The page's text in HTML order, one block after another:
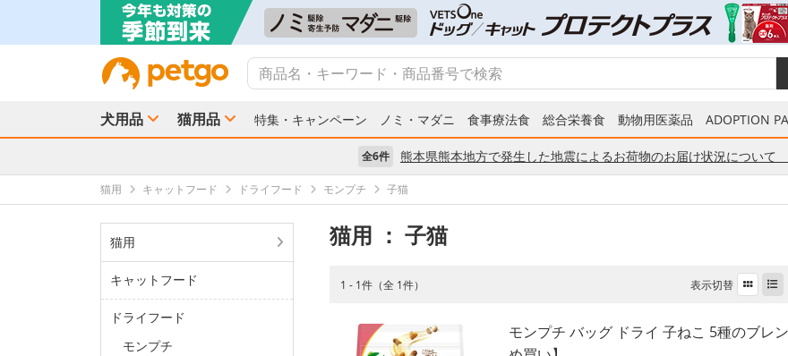
犬用品 猫用品 特集・キャンペーン ノミ・マダニ 食事療法食 総合栄養食 動物用医薬品 ADOPTION
全6件 熊本県熊本地方で発生した地震によるお荷物のお届け状況について
猫用 キャットフード ドライフード モンプチ 子猫
猫用
キャットフード
ドライフード
モンプチ
猫用 ： 子猫
1 - 1件（全 1件） 表示切替
モンプチ バッグ ドライ 子ねこ 5種のブレ